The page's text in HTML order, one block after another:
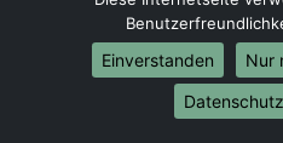
Umzug von Schwerin nach
Umzug von Schwerin
Umzug von Schwerin
Umzug von Schwerin nach
Einverstanden
Nur